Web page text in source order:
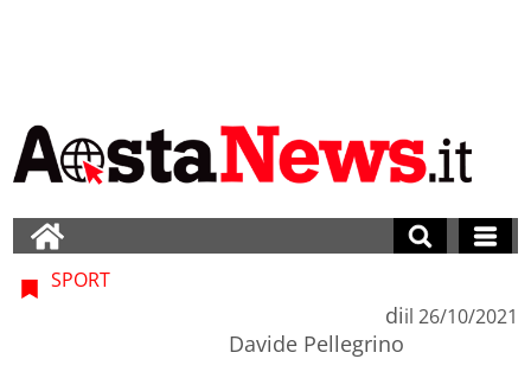
SPORT
di
Davide Pellegrino
il 26/10/2021